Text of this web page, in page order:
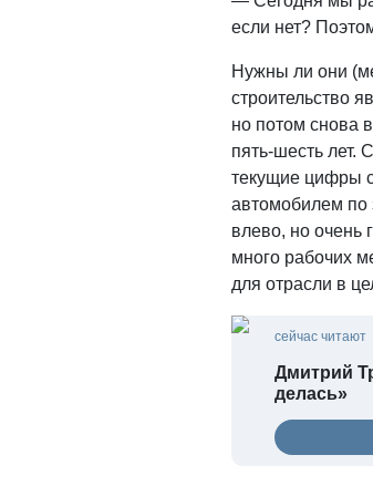
если нет?
Нужны ли они
строительство
но потом снова
пять-шесть лет.
текущие цифры
автомобилем по
влево, но очень
много рабочих
для отрасли в
сейчас читают
Дмитрий
делась»